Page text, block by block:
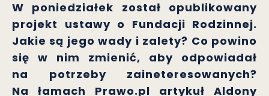
W poniedziałek został opublikowany
projekt ustawy o Fundacji Rodzinnej.
Jakie są jego wady i zalety? Co powino
się w nim zmienić, aby odpowiadał
na potrzeby zaineteresowanych?
Na łamach Prawo.pl artykuł Aldony